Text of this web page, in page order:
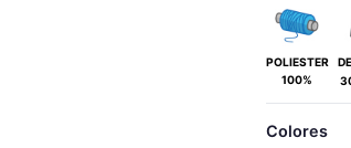
POLIESTER
100%
Colores